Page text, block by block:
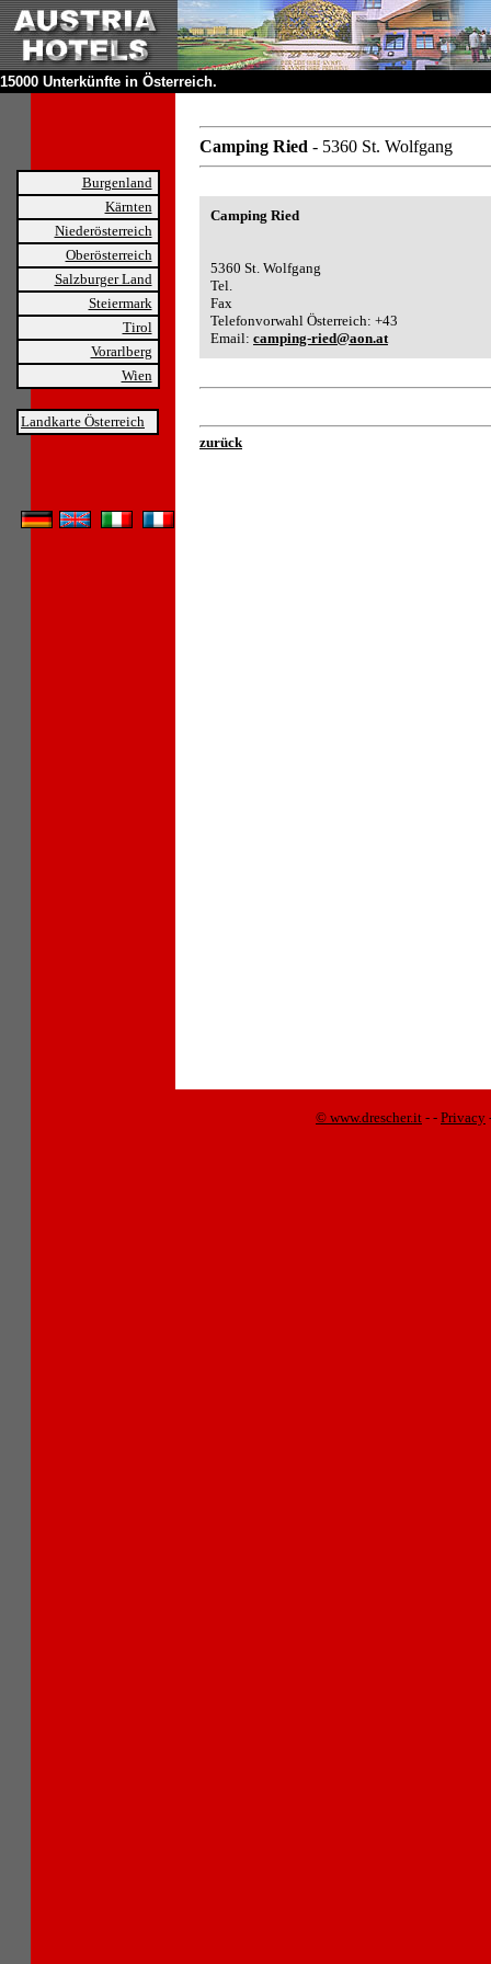
15000 Unterkünfte in Österreich.
Burgenland
Kärnten
Niederösterreich
Oberösterreich
Salzburger Land
Steiermark
Tirol
Vorarlberg
Wien
Landkarte Österreich
Camping Ried - 5360 St. Wolfgang
Camping Ried
5360 St. Wolfgang
Tel.
Fax
Telefonvorwahl Österreich: +43
Email: camping-ried@aon.at
zurück
© www.drescher.it - - Privacy